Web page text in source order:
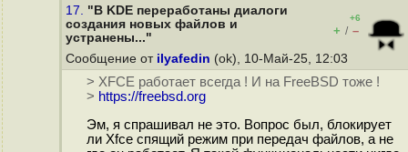
17. "В KDE переработаны диалоги
создания новых файлов и
устранены..."
+6
+ / –
Сообщение от ilyafedin (ok), 10-Май-25, 12:03
> XFCE работает всегда ! И на FreeBSD тоже !
> https://freebsd.org
Эм, я спрашивал не это. Вопрос был, блокирует
ли Xfce спящий режим при передач файлов, а не